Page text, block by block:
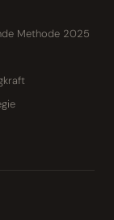
Methode 2025